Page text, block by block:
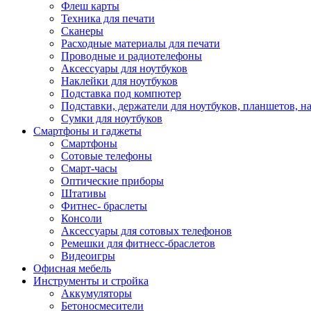
Флеш карты
Техника для печати
Сканеры
Расходные материалы для печати
Проводные и радиотелефоны
Аксессуары для ноутбуков
Наклейки для ноутбуков
Подставка под компютер
Подставки, держатели для ноутбуков, планшетов,
Сумки для ноутбуков
Смартфоны и гаджеты
Смартфоны
Сотовые телефоны
Смарт-часы
Оптические приборы
Штативы
Фитнес- браслеты
Консоли
Аксессуары для сотовых телефонов
Ремешки для фитнесс-браслетов
Видеоигры
Офисная мебель
Инструменты и стройка
Аккумуляторы
Бетоносмесители